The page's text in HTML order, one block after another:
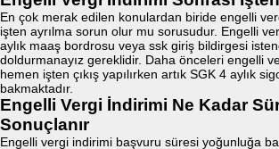
En çok merak edilen konulardan biride engelli
işten ayrılma sorun olur mu sorusudur. Engelli
aylık maaş bordrosu veya ssk giriş bildirgesi
doldurmanayız gereklidir. Daha önceleri engelli
hemen işten çıkış yapılırken artık SGK 4 aylık
bakmaktadır.
Engelli Vergi İndirimi Ne Kadar
Sonuçlanır
Engelli vergi indirimi başvuru süresi yoğunluğa